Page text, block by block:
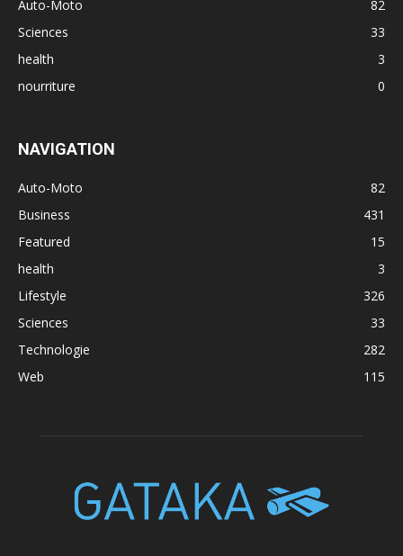
Auto-Moto
82
Sciences
33
health
3
nourriture
0
NAVIGATION
Auto-Moto
82
Business
431
Featured
15
health
3
Lifestyle
326
Sciences
33
Technologie
282
Web
115